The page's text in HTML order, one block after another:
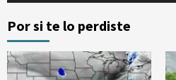
Por si te lo perdiste